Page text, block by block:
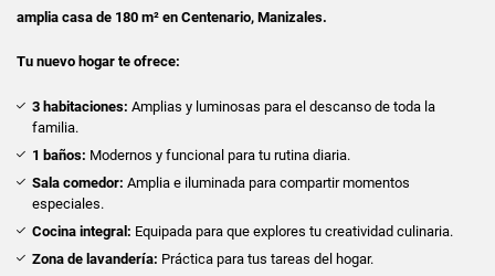
amplia casa de 180 m² en Centenario, Manizales.
Tu nuevo hogar te ofrece:
3 habitaciones: Amplias y luminosas para el descanso de toda la
familia.
1 baños: Modernos y funcional para tu rutina diaria.
Sala comedor: Amplia e iluminada para compartir momentos
especiales.
Cocina integral: Equipada para que explores tu creatividad culinaria.
Zona de lavandería: Práctica para tus tareas del hogar.